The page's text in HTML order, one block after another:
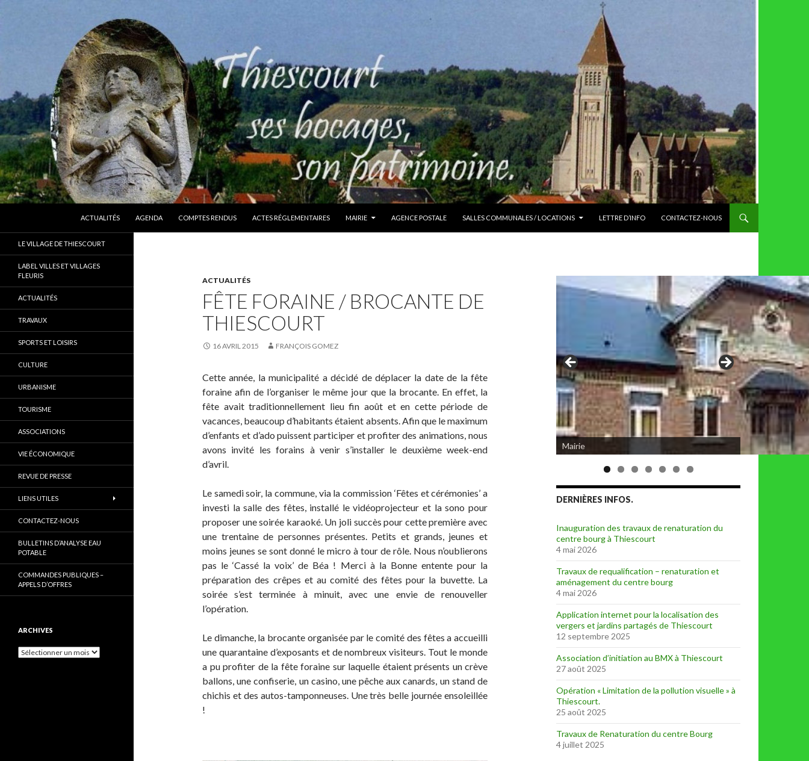
ACTUALITÉS
AGENDA COMPTES RENDUS ACTES RÉGLEMENTAIRES MAIRIE AGENCE POSTALE SALLES COMMUNALES / LOCATIONS LETTRE D’INFO CONTACTEZ-NOUS
ACTUALITÉS
FÊTE FORAINE / BROCANTE DE
THIESCOURT
16 AVRIL 2015 FRANÇOIS GOMEZ
Cette année, la municipalité a décidé de déplacer la date de la fête
foraine afin de l’organiser le même jour que la brocante. En effet, la
fête avait traditionnellement lieu fin août et en cette période de
vacances, beaucoup d’habitants étaient absents. Afin que le maximum
d’enfants et d’ado puissent participer et profiter des animations, nous
avons invité les forains à venir s’installer le deuxième week-end
d’avril.
Le samedi soir, la commune, via la commission ‘Fêtes et cérémonies’ a
investi la salle des fêtes, installé le vidéoprojecteur et la sono pour
proposer une soirée karaoké. Un joli succès pour cette première avec
une trentaine de personnes présentes. Petits et grands, jeunes et
moins jeunes se sont donné le micro à tour de rôle. Nous n’oublierons
pas le ‘Cassé la voix’ de Béa ! Merci à la Bonne entente pour la
préparation des crêpes et au comité des fêtes pour la buvette. La
soirée s’est terminée à minuit, avec une envie de renouveller
l’opération.
Le dimanche, la brocante organisée par le comité des fêtes a accueilli
une quarantaine d’exposants et de nombreux visiteurs. Tout le monde
a pu profiter de la fête foraine sur laquelle étaient présents un crève
ballons, une confiserie, un casino, une pêche aux canards, un stand de
chichis et des autos-tamponneuses. Une très belle journée ensoleillée
!
Mairie
Eglise de Thiescourt détruite durant la
grande guerre
DERNIÈRES INFOS.
Inauguration des travaux de renaturation du
centre bourg à Thiescourt
4 mai 2026
Travaux de requalification – renaturation et
aménagement du centre bourg
4 mai 2026
Application internet pour la localisation des
vergers et jardins partagés de Thiescourt
12 septembre 2025
Association d’initiation au BMX à Thiescourt
27 août 2025
Opération « Limitation de la pollution visuelle » à
Thiescourt.
25 août 2025
Travaux de Renaturation du centre Bourg
4 juillet 2025
Thiescourt (Oise)
LE VILLAGE DE THIESCOURT
LABEL VILLES ET VILLAGES
FLEURIS
ACTUALITÉS
TRAVAUX
SPORTS ET LOISIRS
CULTURE
URBANISME
TOURISME
ASSOCIATIONS
VIE ÉCONOMIQUE
REVUE DE PRESSE
LIENS UTILES
CONTACTEZ-NOUS
BULLETINS D’ANALYSE EAU
POTABLE
COMMANDES PUBLIQUES –
APPELS D’OFFRES
ARCHIVES
Archives